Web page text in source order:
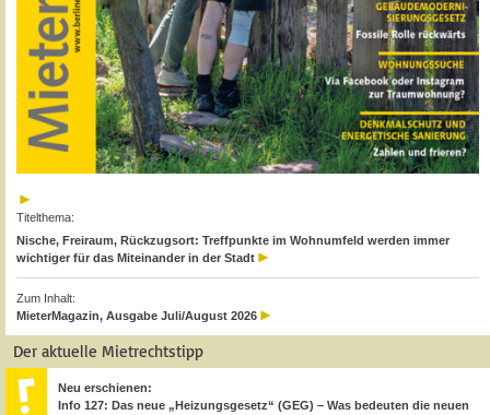
Titelthema:
Nische, Freiraum, Rückzugsort: Treffpunkte im Wohnumfeld werden immer
wichtiger für das Miteinander in der Stadt
Zum Inhalt:
MieterMagazin, Ausgabe Juli/August 2026
Der aktuelle Mietrechtstipp
Neu erschienen:
Info 127: Das neue „Heizungsgesetz“ (GEG) – Was bedeuten die neuen